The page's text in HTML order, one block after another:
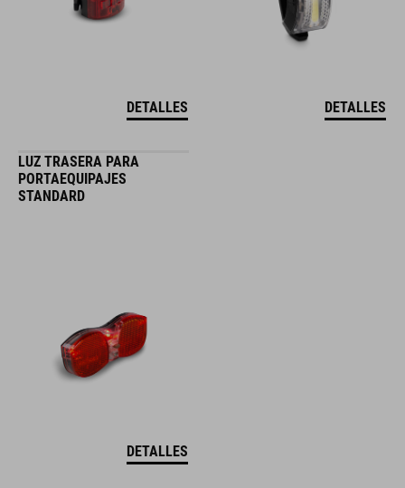
DETALLES DETALLES
LUZ TRASERA PARA
PORTAEQUIPAJES
STANDARD
DETALLES